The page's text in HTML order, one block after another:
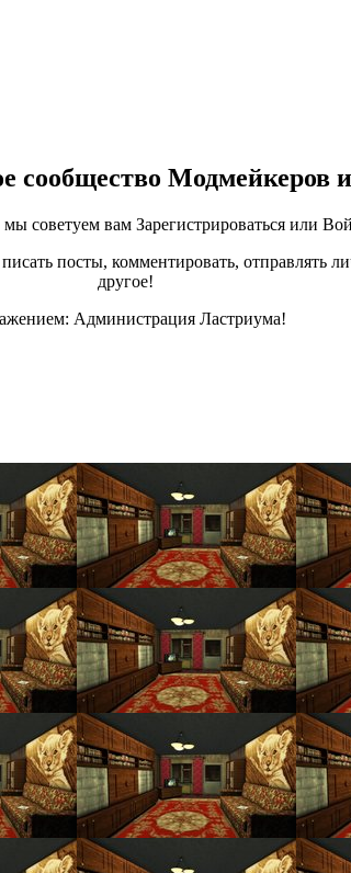
сообщество Модмейкеров
советуем вам Зарегистрироваться или
посты, комментировать, отправлять
другое!
Администрация Ластриума!